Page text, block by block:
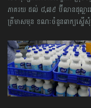
ភាគរយ ដល់ ៨,៧៩ ប៊ីលានដុល្លា
ត្រីមាសមុន ខណៈចំនួនពាក្យស្ន